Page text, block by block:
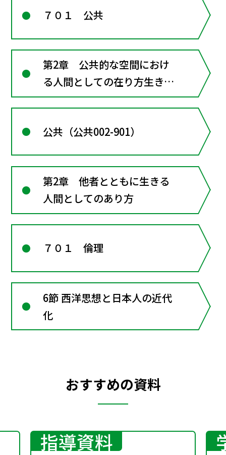
７０１ 公共
第2章 公共的な空間におけ
る人間としての在り方生き方
―共に生きるための倫理
公共（公共002-901）
第2章 他者とともに生きる
人間としてのあり方
７０１ 倫理
6節 西洋思想と日本人の近代
化
おすすめの資料
指導資料